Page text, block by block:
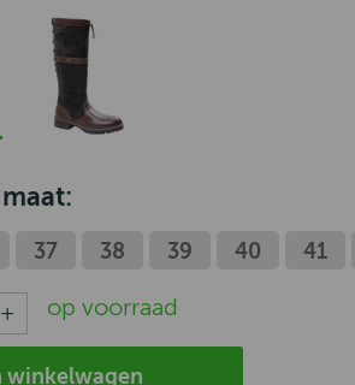
37 38 39 40 41
op voorraad
winkelwagen